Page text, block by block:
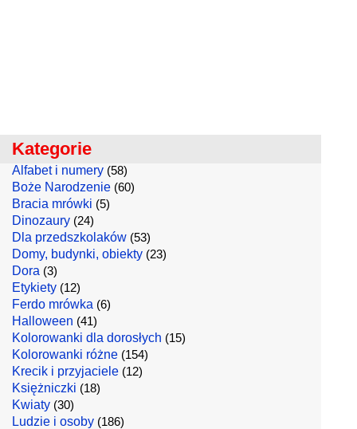
Kategorie
Alfabet i numery (58)
Boże Narodzenie (60)
Bracia mrówki (5)
Dinozaury (24)
Dla przedszkolaków (53)
Domy, budynki, obiekty (23)
Dora (3)
Etykiety (12)
Ferdo mrówka (6)
Halloween (41)
Kolorowanki dla dorosłych (15)
Kolorowanki różne (154)
Krecik i przyjaciele (12)
Księżniczki (18)
Kwiaty (30)
Ludzie i osoby (186)